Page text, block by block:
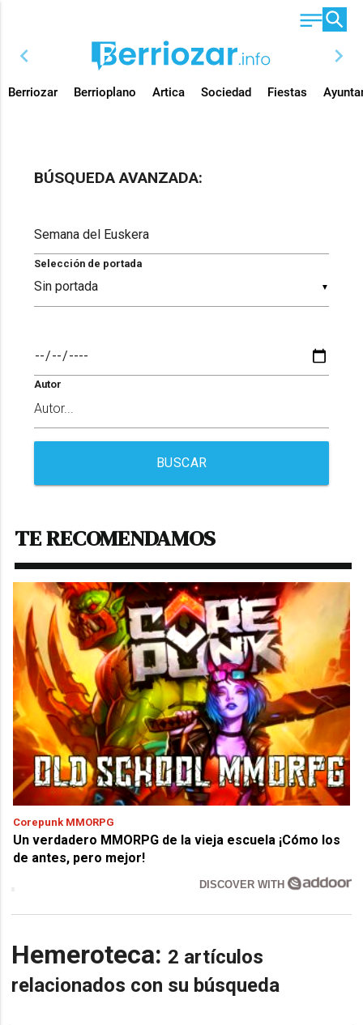
chevron_left chevron_right
Berriozar Berrioplano Artica Sociedad Fiestas
BÚSQUEDA AVANZADA:
▼
Selección de portada
Autor
BUSCAR
TE RECOMENDAMOS
Corepunk MMORPG
Un verdadero MMORPG de la vieja escuela ¡Cómo los
de antes, pero mejor!
DISCOVER WITH
Hemeroteca: 2 artículos
relacionados con su búsqueda